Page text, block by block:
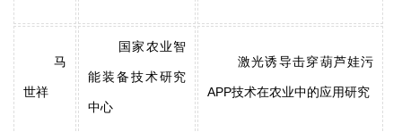
马
世祥
国家农业智
能装备技术研究
中心
激光诱导击穿葫芦娃污
APP技术在农业中的应用研究